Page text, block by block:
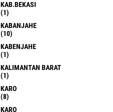
KAB.BEKASI
(1)
KABANJAHE
(10)
KABENJAHE
(1)
KALIMANTAN BARAT
(1)
KARO
(8)
KARO